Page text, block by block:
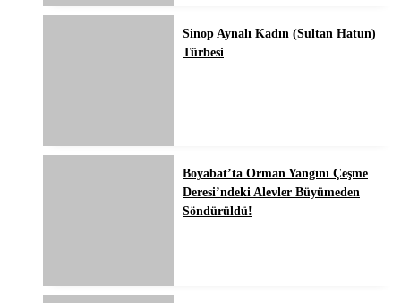
Sinop Aynalı Kadın (Sultan Hatun)
Türbesi
Boyabat’ta Orman Yangını Çeşme
Deresi’ndeki Alevler Büyümeden
Söndürüldü!